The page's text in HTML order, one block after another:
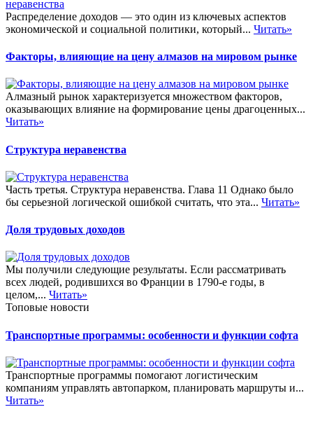
Распределение доходов — это один из ключевых аспектов
экономической и социальной политики, который... Читать»
Факторы, влияющие на цену алмазов на мировом рынке
Алмазный рынок характеризуется множеством факторов,
оказывающих влияние на формирование цены драгоценных...
Читать»
Структура неравенства
Часть третья. Структура неравенства. Глава 11 Однако было
бы серьезной логической ошибкой считать, что эта... Читать»
Доля трудовых доходов
Мы получили следующие результаты. Если рассматривать
всех людей, родившихся во Франции в 1790-е годы, в
целом,... Читать»
Топовые новости
Транспортные программы: особенности и функции софта
Транспортные программы помогают логистическим
компаниям управлять автопарком, планировать маршруты и...
Читать»